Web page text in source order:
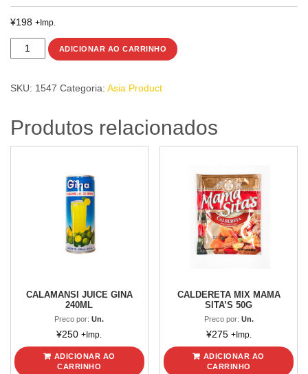
¥198 +Imp.
SARDINES
(GREEN)
ADICIONAR AO CARRINHO
SKU: 1547 Categoria: Asia Product
Produtos relacionados
CALAMANSI JUICE GINA
240ML
Preco por:Un.
¥250 +Imp.
ADICIONAR AO
CARRINHO
CALDERETA MIX MAMA
SITA’S 50G
Preco por: Un.
¥275 +Imp.
ADICIONAR AO
CARRINHO